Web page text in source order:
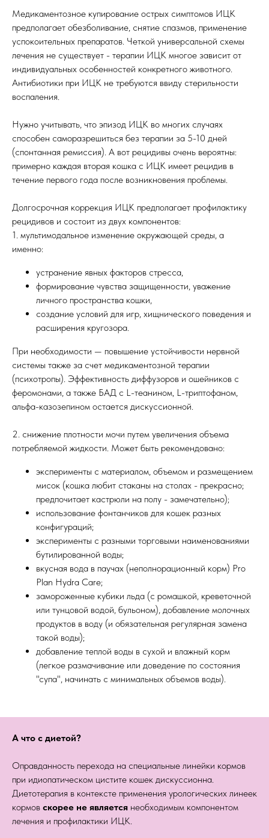
Медикаментозное купирование острых симптомов ИЦК
предполагает обезболивание, снятие спазмов, применение
успокоительных препаратов. Четкой универсальной схемы
лечения не существует - терапии ИЦК многое зависит от
индивидуальных особенностей конкретного животного.
Антибиотики при ИЦК не требуются ввиду стерильности
воспаления.
Нужно учитывать, что эпизод ИЦК во многих случаях
способен саморазрешиться без терапии за 5-10 дней
(спонтанная ремиссия). А вот рецидивы очень вероятны:
примерно каждая вторая кошка с ИЦК имеет рецидив в
течение первого года после возникновения проблемы.
Долгосрочная коррекция ИЦК предполагает профилактику
рецидивов и состоит из двух компонентов:
1. мультимодальное изменение окружающей среды, а
именно:
устранение явных факторов стресса,
формирование чувства защищенности, уважение
личного пространства кошки,
создание условий для игр, хищнического поведения и
расширения кругозора.
При необходимости — повышение устойчивости нервной
системы также за счет медикаментозной терапии
(психотропы). Эффективность диффузоров и ошейников с
феромонами, а также БАД с L-теанином, L-триптофаном,
альфа-казозепином остается дискуссионной.
2. снижение плотности мочи путем увеличения объема
потребляемой жидкости. Может быть рекомендовано:
эксперименты с материалом, объемом и размещением
мисок (кошка любит стаканы на столах - прекрасно;
предпочитает кастрюли на полу - замечательно);
использование фонтанчиков для кошек разных
конфигураций;
эксперименты с разными торговыми наименованиями
бутилированной воды;
вкусная вода в паучах (неполнорационный корм) Pro
Plan Hydra Care;
замороженные кубики льда (с ромашкой, креветочной
или тунцовой водой, бульоном), добавление молочных
продуктов в воду (и обязательная регулярная замена
такой воды);
добавление теплой воды в сухой и влажный корм
(легкое размачивание или доведение по состояния
"супа", начинать с минимальных объемов воды).
А что с диетой?
Оправданность перехода на специальные линейки кормов
при идиопатическом цистите кошек дискуссионна.
Диетотерапия в контексте применения урологических линеек
кормов скорее не является необходимым компонентом
лечения и профилактики ИЦК.